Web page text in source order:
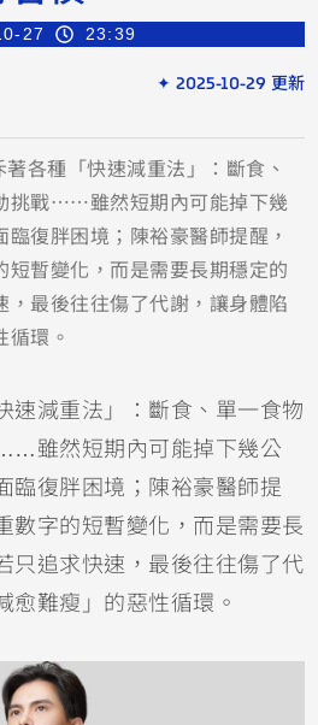
27 23:39
✦ 2025-10-29 更新
各種「快速減重法」：斷食、
挑戰……雖然短期內可能掉下幾
復胖困境；陳裕豪醫師提醒，
短暫變化，而是需要長期穩定的
，最後往往傷了代謝，讓身體陷
循環。
速減重法」：斷食、單一食物
雖然短期內可能掉下幾公
臨復胖困境；陳裕豪醫師提
數字的短暫變化，而是需要長
只追求快速，最後往往傷了代
愈難瘦」的惡性循環。